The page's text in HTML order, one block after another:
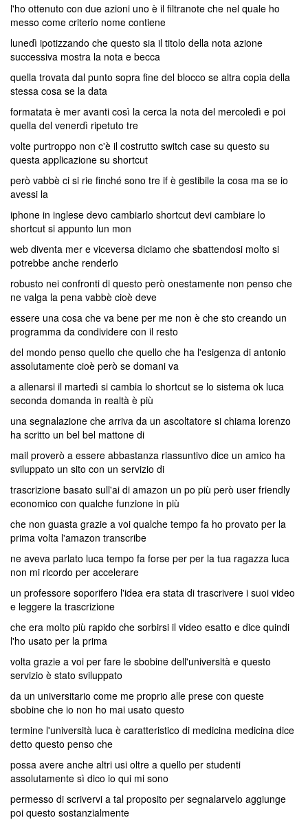
l'ho ottenuto con due azioni uno è il filtranote che nel quale ho
messo come criterio nome contiene
lunedì ipotizzando che questo sia il titolo della nota azione
successiva mostra la nota e becca
quella trovata dal punto sopra fine del blocco se altra copia della
stessa cosa se la data
formatata è mer avanti così la cerca la nota del mercoledì e poi
quella del venerdì ripetuto tre
volte purtroppo non c'è il costrutto switch case su questo su
questa applicazione su shortcut
però vabbè ci si rie finché sono tre if è gestibile la cosa ma se io
avessi la
iphone in inglese devo cambiarlo shortcut devi cambiare lo
shortcut si appunto lun mon
web diventa mer e viceversa diciamo che sbattendosi molto si
potrebbe anche renderlo
robusto nei confronti di questo però onestamente non penso che
ne valga la pena vabbè cioè deve
essere una cosa che va bene per me non è che sto creando un
programma da condividere con il resto
del mondo penso quello che quello che ha l'esigenza di antonio
assolutamente cioè però se domani va
a allenarsi il martedì si cambia lo shortcut se lo sistema ok luca
seconda domanda in realtà è più
una segnalazione che arriva da un ascoltatore si chiama lorenzo
ha scritto un bel bel mattone di
mail proverò a essere abbastanza riassuntivo dice un amico ha
sviluppato un sito con un servizio di
trascrizione basato sull'ai di amazon un po più però user friendly
economico con qualche funzione in più
che non guasta grazie a voi qualche tempo fa ho provato per la
prima volta l'amazon transcribe
ne aveva parlato luca tempo fa forse per per la tua ragazza luca
non mi ricordo per accelerare
un professore soporifero l'idea era stata di trascrivere i suoi video
e leggere la trascrizione
che era molto più rapido che sorbirsi il video esatto e dice quindi
l'ho usato per la prima
volta grazie a voi per fare le sbobine dell'università e questo
servizio è stato sviluppato
da un universitario come me proprio alle prese con queste
sbobine che io non ho mai usato questo
termine l'università luca è caratteristico di medicina medicina dice
detto questo penso che
possa avere anche altri usi oltre a quello per studenti
assolutamente sì dico io qui mi sono
permesso di scrivervi a tal proposito per segnalarvelo aggiunge
poi questo sostanzialmente